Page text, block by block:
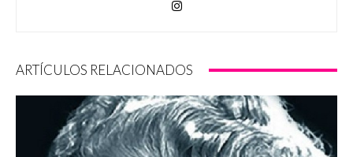
ARTÍCULOS RELACIONADOS